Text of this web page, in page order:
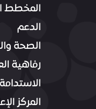
المخطط
الدعم
الصحة
رفاهية
الاستدامة
المركز